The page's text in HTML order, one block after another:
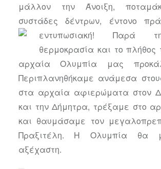
μάλλον την Άνοιξη,
συστάδες δέντρων, έντονο
εντυπωσιακή! Παρά
θερμοκρασία και το πλήθος
αρχαία Ολυμπία μας
Περιπλανηθήκαμε ανάμεσα
στα αρχαία αφιερώματα στον
και την Δήμητρα, τρέξαμε στο
και θαυμάσαμε τον
Πραξιτέλη. Η Ολυμπία θα
αξέχαστη.